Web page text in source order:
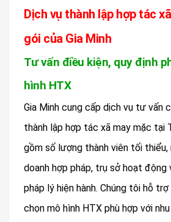
Dịch vụ thành lập hợp tác
gói của Gia Minh
Tư vấn điều kiện, quy định
hình HTX
Gia Minh cung cấp dịch vụ tư vấn
thành lập hợp tác xã may mặc tại
gồm số lượng thành viên tối thiểu,
doanh hợp pháp, trụ sở hoạt động
pháp lý hiện hành. Chúng tôi hỗ
chọn mô hình HTX phù hợp với